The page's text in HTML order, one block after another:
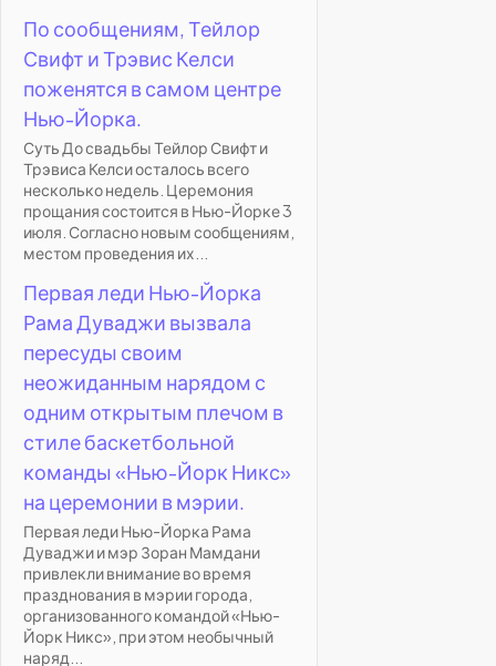
По сообщениям, Тейлор
Свифт и Трэвис Келси
поженятся в самом центре
Нью-Йорка.
Суть До свадьбы Тейлор Свифт и
Трэвиса Келси осталось всего
несколько недель. Церемония
прощания состоится в Нью-Йорке 3
июля. Согласно новым сообщениям,
местом проведения их...
Первая леди Нью-Йорка
Рама Дуваджи вызвала
пересуды своим
неожиданным нарядом с
одним открытым плечом в
стиле баскетбольной
команды «Нью-Йорк Никс»
на церемонии в мэрии.
Первая леди Нью-Йорка Рама
Дуваджи и мэр Зоран Мамдани
привлекли внимание во время
празднования в мэрии города,
организованного командой «Нью-
Йорк Никс», при этом необычный
наряд...